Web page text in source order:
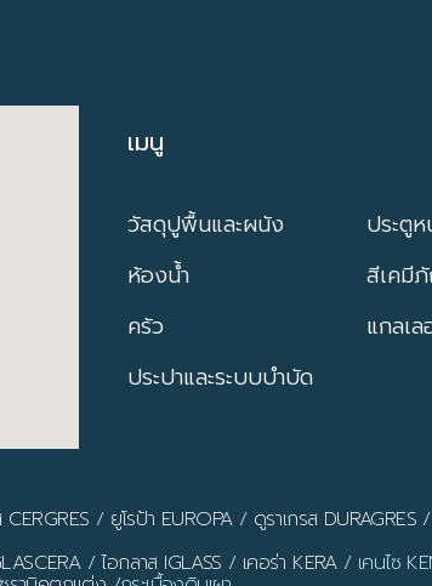
เมนู
วัสดุปูพื้นและผนัง
ห้องน้ำ
ครัว
ประปาและระบบบำบัด
ประตูห
สีเคมี
แกลเล
CERGRES / ยูโรป้า EUROPA/ ดูราเกรส DURAGRES /
/ไอกลาส IGLASS / เคอร่า KERA/ เคนไซ